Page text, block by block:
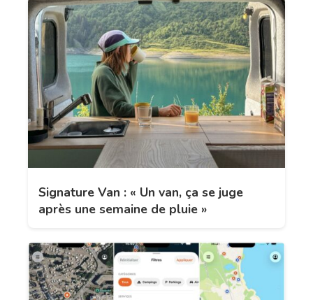
Signature Van : « Un van, ça se juge
après une semaine de pluie »